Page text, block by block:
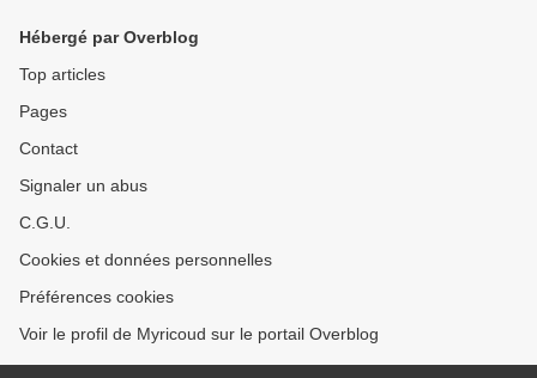
Hébergé par Overblog
Top articles
Pages
Contact
Signaler un abus
C.G.U.
Cookies et données personnelles
Préférences cookies
Voir le profil de Myricoud sur le portail Overblog